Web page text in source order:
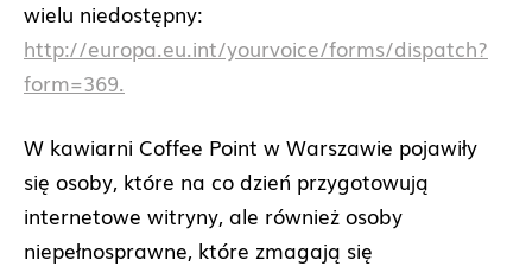
wielu niedostępny:
http://europa.eu.int/yourvoice/forms/dispatch?
form=369.
W kawiarni Coffee Point w Warszawie pojawiły
się osoby, które na co dzień przygotowują
internetowe witryny, ale również osoby
niepełnosprawne, które zmagają się